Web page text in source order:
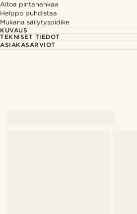
Aitoa pintanahkaa
Helppo puhdistaa
Mukana säilytyspidike
KUVAUS
TEKNISET TIEDOT
ASIAKASARVIOT